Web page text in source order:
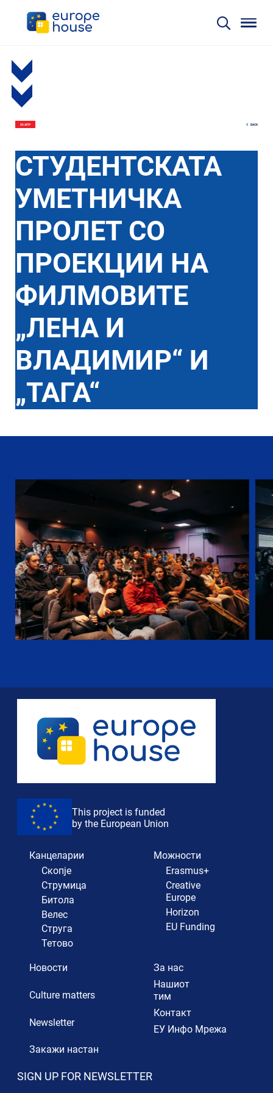
26 АПР BACK
СТУДЕНТСКАТА
УМЕТНИЧКА
ПРОЛЕТ СО
ПРОЕКЦИИ НА
ФИЛМОВИТЕ
„ЛЕНА И
ВЛАДИМИР“ И
„ТАГА“
This project is funded
by the European Union
Канцеларии
Скопје
Струмица
Битола
Велес
Струга
Тетово
Можности
Erasmus+
Creative
Europe
Horizon
EU Funding
Новости
Culture matters
Newsletter
Закажи настан
За нас
Нашиот
тим
Контакт
ЕУ Инфо Мрежа
SIGN UP FOR NEWSLETTER